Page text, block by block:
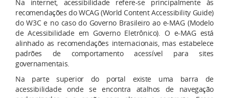
Na internet, acessibilidade refere-se principalmente às
recomendações do WCAG (World Content Accessibility Guide)
do W3C e no caso do Governo Brasileiro ao e-MAG (Modelo
de Acessibilidade em Governo Eletrônico). O e-MAG está
alinhado as recomendações internacionais, mas estabelece
padrões de comportamento acessível para sites
governamentais.
Na parte superior do portal existe uma barra de
acessibilidade onde se encontra atalhos de navegação